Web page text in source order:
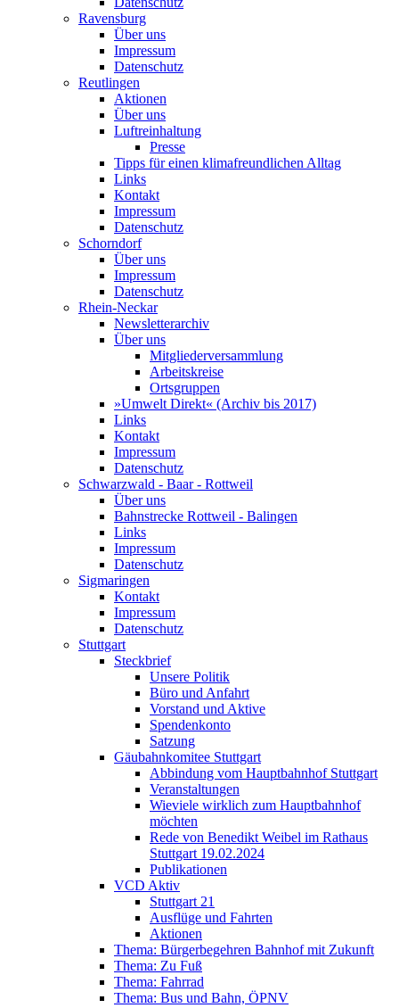
Ravensburg
Über uns
Impressum
Datenschutz
Reutlingen
Aktionen
Über uns
Luftreinhaltung
Presse
Tipps für einen klimafreundlichen Alltag
Links
Kontakt
Impressum
Datenschutz
Schorndorf
Über uns
Impressum
Datenschutz
Rhein-Neckar
Newsletterarchiv
Über uns
Mitgliederversammlung
Arbeitskreise
Ortsgruppen
»Umwelt Direkt« (Archiv bis 2017)
Links
Kontakt
Impressum
Datenschutz
Schwarzwald - Baar - Rottweil
Über uns
Bahnstrecke Rottweil - Balingen
Links
Impressum
Datenschutz
Sigmaringen
Kontakt
Impressum
Datenschutz
Stuttgart
Steckbrief
Unsere Politik
Büro und Anfahrt
Vorstand und Aktive
Spendenkonto
Satzung
Gäubahnkomitee Stuttgart
Abbindung vom Hauptbahnhof Stuttgart
Veranstaltungen
Wieviele wirklich zum Hauptbahnhof
möchten
Rede von Benedikt Weibel im Rathaus
Stuttgart 19.02.2024
Publikationen
VCD Aktiv
Stuttgart 21
Ausflüge und Fahrten
Aktionen
Thema: Bürgerbegehren Bahnhof mit Zukunft
Thema: Zu Fuß
Thema: Fahrrad
Thema: Bus und Bahn, ÖPNV